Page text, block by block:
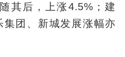
其后，上涨4.5%；建
团、新城发展涨幅亦